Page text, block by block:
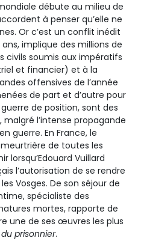
débute au milieu de
à penser qu’elle ne
Or c’est un conflit inédit
implique des millions de
civils soumis aux impératifs
et financier) et à la
offensives de l’année
de part et d’autre pour
de position, sont des
l’intense propagande
guerre. En France, le
de toutes les
lorsqu’Edouard Vuillard
l’autorisation de se rendre
Vosges. De son séjour de
spécialiste des
mortes, rapporte de
une de ses œuvres les plus
prisonnier.